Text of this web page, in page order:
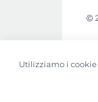
©
Utilizziamo i